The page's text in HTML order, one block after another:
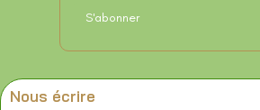
Nous écrire